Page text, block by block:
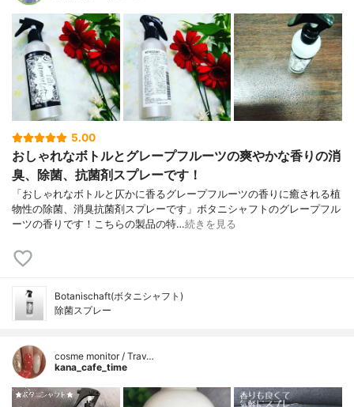
5.00
おしゃれなボトルとグレープフルーツの爽やかな香りの消
臭、除菌、抗菌剤スプレーです！
「おしゃれなボトルと仄かに香るグレープフルーツの香りに癒される植
物性の除菌、消臭抗菌剤スプレーです」ボタニシャフトのグレープフル
ーツの香りです！こちらの製品の特…続きを見る
Botanischaft(ボタニシャフト)
除菌スプレー
cosme monitor / Trav…
kana_cafe_time